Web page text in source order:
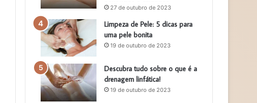
27 de outubro de 2023
Limpeza de Pele: 5 dicas para
uma pele bonita
19 de outubro de 2023
Descubra tudo sobre o que é a
drenagem linfática!
19 de outubro de 2023